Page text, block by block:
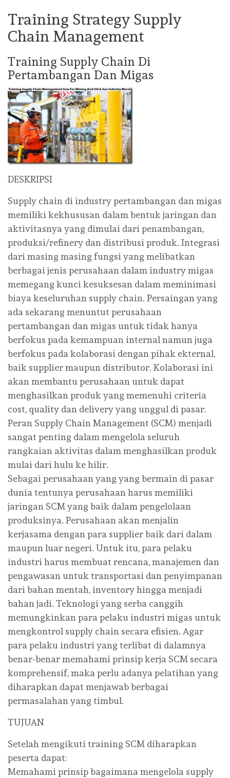
Training Strategy Supply
Chain Management
Training Supply Chain Di
Pertambangan Dan Migas
DESKRIPSI
Supply chain di industry pertambangan dan migas
memiliki kekhususan dalam bentuk jaringan dan
aktivitasnya yang dimulai dari penambangan,
produksi/refinery dan distribusi produk. Integrasi
dari masing masing fungsi yang melibatkan
berbagai jenis perusahaan dalam industry migas
memegang kunci kesuksesan dalam meminimasi
biaya keseluruhan supply chain. Persaingan yang
ada sekarang menuntut perusahaan
pertambangan dan migas untuk tidak hanya
berfokus pada kemampuan internal namun juga
berfokus pada kolaborasi dengan pihak ekternal,
baik supplier maupun distributor. Kolaborasi ini
akan membantu perusahaan untuk dapat
menghasilkan produk yang memenuhi criteria
cost, quality dan delivery yang unggul di pasar.
Peran Supply Chain Management (SCM) menjadi
sangat penting dalam mengelola seluruh
rangkaian aktivitas dalam menghasilkan produk
mulai dari hulu ke hilir.
Sebagai perusahaan yang yang bermain di pasar
dunia tentunya perusahaan harus memiliki
jaringan SCM yang baik dalam pengelolaan
produksinya. Perusahaan akan menjalin
kerjasama dengan para supplier baik dari dalam
maupun luar negeri. Untuk itu, para pelaku
industri harus membuat rencana, manajemen dan
pengawasan untuk transportasi dan penyimpanan
dari bahan mentah, inventory hingga menjadi
bahan jadi. Teknologi yang serba canggih
memungkinkan para pelaku industri migas untuk
mengkontrol supply chain secara efisien. Agar
para pelaku industri yang terlibat di dalamnya
benar-benar memahami prinsip kerja SCM secara
komprehensif, maka perlu adanya pelatihan yang
diharapkan dapat menjawab berbagai
permasalahan yang timbul.
TUJUAN
Setelah mengikuti training SCM diharapkan
peserta dapat:
Memahami prinsip bagaimana mengelola supply